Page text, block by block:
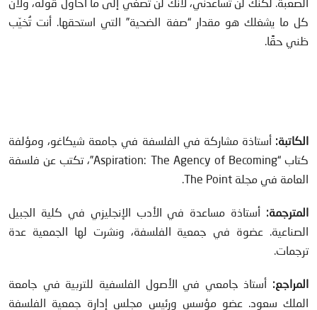
كل ما يشغلك هو مقدار “صفة الضحية” التي استحقها. أنت تُخيّب
ظني حقًا.
الكاتبة: أستاذة مشاركة في الفلسفة في جامعة شيكاغو، ومؤلفة
كتاب “Aspiration: The Agency of Becoming”، تكتب عن فلسفة
العامة في مجلة The Point.
المترجمة: أستاذة مساعدة في الأدب الإنجليزي في كلية الجبيل
الصناعية. عضوة في جمعية الفلسفة، ونشرت لها الجمعية عدة
ترجمات.
المراجع: أستاذ جامعي في الأصول الفلسفية للتربية في جامعة
الملك سعود. عضو مؤسس ورئيس مجلس إدارة جمعية الفلسفة